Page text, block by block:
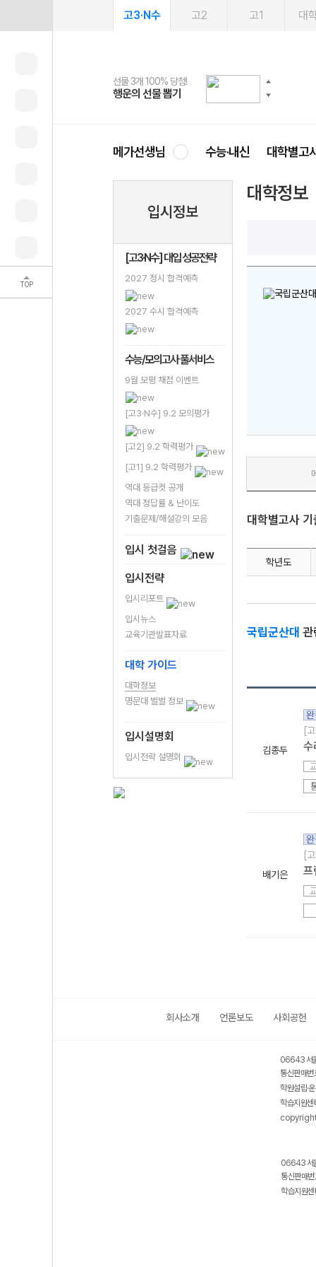
TOP
고3·N수 고2 고1 대
선물 3개 100% 당첨!
행운의 선물 뽑기
선물 100% 증정!
메가스터디 X 올리브
여름방학 스터디 캐시백
메가런 썸머스쿨
2027 러셀 단과
강사 공개선발
스마트러닝앱
설문 EVENT
메가패스
3일 무료 체험권
메가패스 수강생 무료혜택!
메가클럽 멤버십
사회공헌 캠페인
희망이룸 메가나눔
메가선생님 수능·내신 대학별고
입시정보
[고3·N수] 대입 성공전략
2027 정시 합격예측
2027 수시 합격예측
수능/모의고사 풀서비스
9월 모평 채점 이벤트
[고3·N수] 9.2 모의평가
[고2] 9.2 학력평가
[고1] 9.2 학력평가
역대 등급컷 공개
역대 정답률 & 난이도
기출문제/해설강의 모음
입시 첫걸음
입시전략
입시리포트
입시뉴스
교육기관발표자료
대학 가이드
대학정보
명문대 별별 정보
입시설명회
입시전략 설명회
대학정보
대학별고사
학년도
국립군산대 관
김종두
[
수
배기은
[
프
회사소개 언론보도 사회공헌
06643 서
통신판매
학원설립·
학습지원
06643 서
통신판매
학습지원